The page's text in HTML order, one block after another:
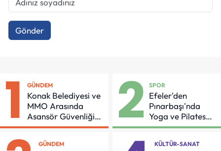
Gönder
1 GÜNDEM
Konak Belediyesi ve
MMO Arasında
Asansör Güvenliği
İçin Önemli Protokol
2 SPOR
Efeler'den
Pınarbaşı'nda
Yoga ve Pilates
Buluşması
GÜNDEM KÜLTÜR-SANAT